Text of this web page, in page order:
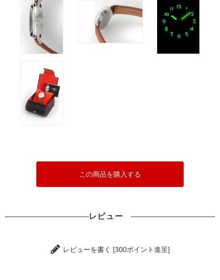
この商品を購入する
レビュー
レビューを書く [300ポイント進呈]